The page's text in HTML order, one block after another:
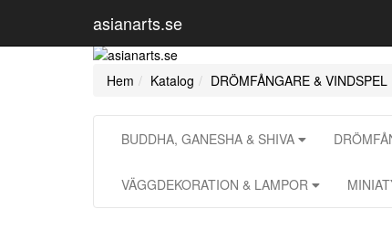
asianarts.se
Hem Katalog DRÖMFÅNGARE & VINDSPEL
BUDDHA, GANESHA & SHIVA
VÄGGDEKORATION & LAMPOR